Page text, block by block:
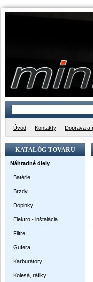
Úvod Kontakty Doprava a
KATALÓG TOVARU
Náhradné diely
Batérie
Brzdy
Doplnky
Elektro - inštalácia
Filtre
Gufera
Karburátory
Kolesá, ráfiky